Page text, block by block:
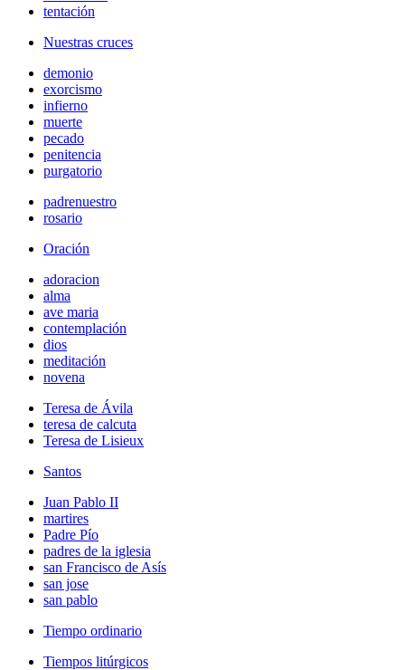
tentación
Nuestras cruces
demonio
exorcismo
infierno
muerte
pecado
penitencia
purgatorio
padrenuestro
rosario
Oración
adoracion
alma
ave maria
contemplación
dios
meditación
novena
Teresa de Ávila
teresa de calcuta
Teresa de Lisieux
Santos
Juan Pablo II
martires
Padre Pío
padres de la iglesia
san Francisco de Asís
san jose
san pablo
Tiempo ordinario
Tiempos litúrgicos